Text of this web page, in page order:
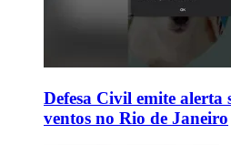
Defesa Civil emite alerta
ventos no Rio de Janeiro